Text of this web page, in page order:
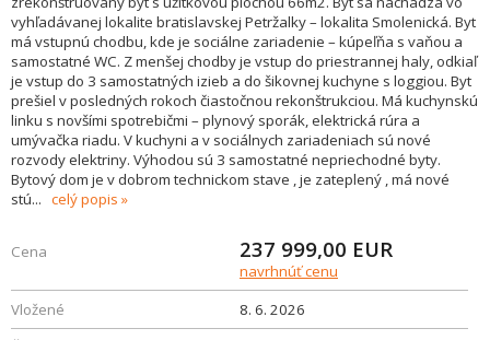
vyhľadávanej lokalite bratislavskej Petržalky – lokalita Smolenická. Byt
má vstupnú chodbu, kde je sociálne zariadenie – kúpeľňa s vaňou a
samostatné WC. Z menšej chodby je vstup do priestrannej haly, odkiaľ
je vstup do 3 samostatných izieb a do šikovnej kuchyne s loggiou. Byt
prešiel v posledných rokoch čiastočnou rekonštrukciou. Má kuchynskú
linku s novšími spotrebičmi – plynový sporák, elektrická rúra a
umývačka riadu. V kuchyni a v sociálnych zariadeniach sú nové
rozvody elektriny. Výhodou sú 3 samostatné nepriechodné byty.
Bytový dom je v dobrom technickom stave , je zateplený , má nové
stú... celý popis
Cena 237 999,00 EUR
navrhnúť cenu
Vložené
8. 6. 2026